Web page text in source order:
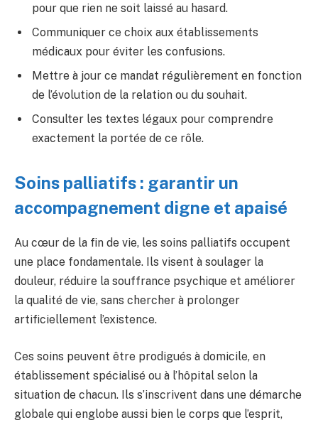
pour que rien ne soit laissé au hasard.
Communiquer ce choix aux établissements
médicaux pour éviter les confusions.
Mettre à jour ce mandat régulièrement en fonction
de l’évolution de la relation ou du souhait.
Consulter les textes légaux pour comprendre
exactement la portée de ce rôle.
Soins palliatifs : garantir un
accompagnement digne et apaisé
Au cœur de la fin de vie, les soins palliatifs occupent
une place fondamentale. Ils visent à soulager la
douleur, réduire la souffrance psychique et améliorer
la qualité de vie, sans chercher à prolonger
artificiellement l’existence.
Ces soins peuvent être prodigués à domicile, en
établissement spécialisé ou à l’hôpital selon la
situation de chacun. Ils s’inscrivent dans une démarche
globale qui englobe aussi bien le corps que l’esprit,